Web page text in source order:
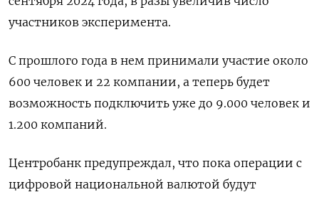
участников эксперимента.
С прошлого года в нем принимали участие около
600 человек и 22 компании, а теперь будет
возможность подключить уже до 9.000 человек и
1.200 компаний.
Центробанк предупреждал, что пока операции с
цифровой национальной валютой будут